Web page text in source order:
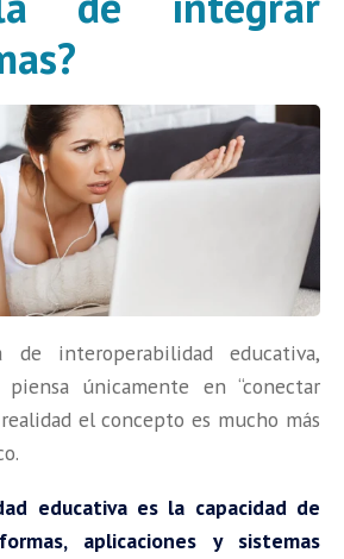
de interoperabilidad educativa,
únicamente en “conectar
realidad el concepto es mucho más
educativa es la capacidad de
aplicaciones y sistemas